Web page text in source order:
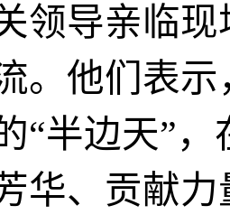
领导亲临
。他们表
“半边天”
华、贡献